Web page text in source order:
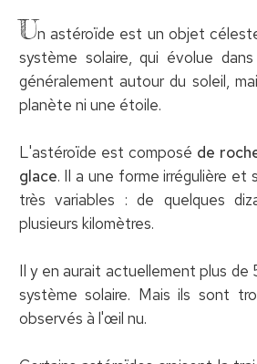
Un astéroïde est un objet
système solaire, qui évolue
généralement autour du soleil,
planète ni une étoile.
L'astéroïde est composé de
glace. Il a une forme irrégulière et
très variables : de quelques
plusieurs kilomètres.
Il y en aurait actuellement plus
système solaire. Mais ils sont
observés à l'œil nu.